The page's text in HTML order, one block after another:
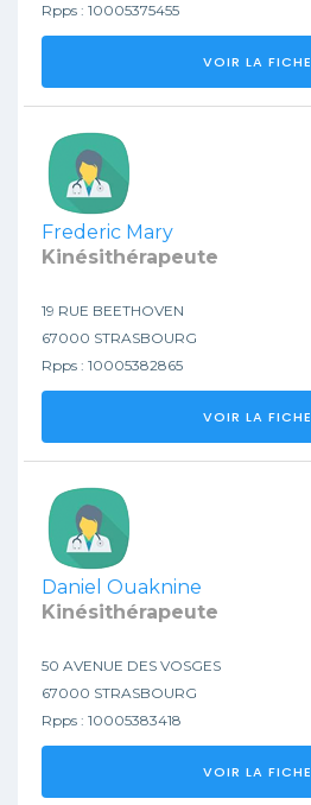
Rpps : 10005375455
VOIR LA FICHE
Frederic Mary
Kinésithérapeute
19 RUE BEETHOVEN
67000 STRASBOURG
Rpps : 10005382865
VOIR LA FICHE
Daniel Ouaknine
Kinésithérapeute
50 AVENUE DES VOSGES
67000 STRASBOURG
Rpps : 10005383418
VOIR LA FICHE